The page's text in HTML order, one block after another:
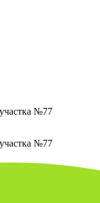
№77
№77